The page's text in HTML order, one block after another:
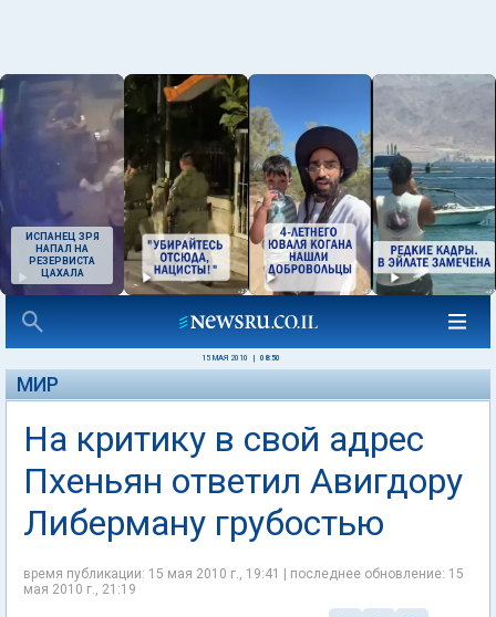
ИСПАНЕЦ ЗРЯ
НАПАЛ НА
РЕЗЕРВИСТА
ЦАХАЛА
15 МАЯ 2010 08:50
МИР
На критику в свой адрес
Пхеньян ответил Авигдору
Либерману грубостью
время публикации: 15 мая 2010 г., 19:41 | последнее обновление: 15
мая 2010 г., 21:19